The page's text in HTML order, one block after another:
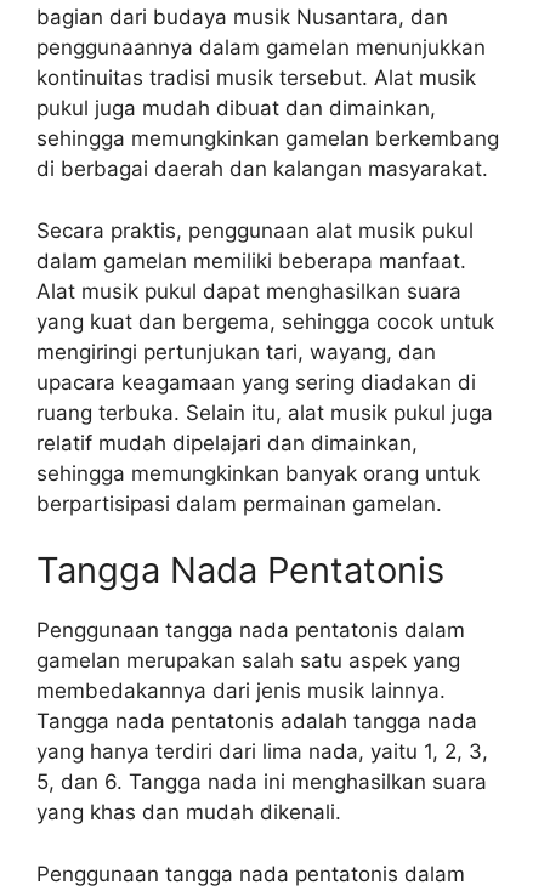
bagian dari budaya musik Nusantara, dan
penggunaannya dalam gamelan menunjukkan
kontinuitas tradisi musik tersebut. Alat musik
pukul juga mudah dibuat dan dimainkan,
sehingga memungkinkan gamelan berkembang
di berbagai daerah dan kalangan masyarakat.
Secara praktis, penggunaan alat musik pukul
dalam gamelan memiliki beberapa manfaat.
Alat musik pukul dapat menghasilkan suara
yang kuat dan bergema, sehingga cocok untuk
mengiringi pertunjukan tari, wayang, dan
upacara keagamaan yang sering diadakan di
ruang terbuka. Selain itu, alat musik pukul juga
relatif mudah dipelajari dan dimainkan,
sehingga memungkinkan banyak orang untuk
berpartisipasi dalam permainan gamelan.
Tangga Nada Pentatonis
Penggunaan tangga nada pentatonis dalam
gamelan merupakan salah satu aspek yang
membedakannya dari jenis musik lainnya.
Tangga nada pentatonis adalah tangga nada
yang hanya terdiri dari lima nada, yaitu 1, 2, 3,
5, dan 6. Tangga nada ini menghasilkan suara
yang khas dan mudah dikenali.
Penggunaan tangga nada pentatonis dalam